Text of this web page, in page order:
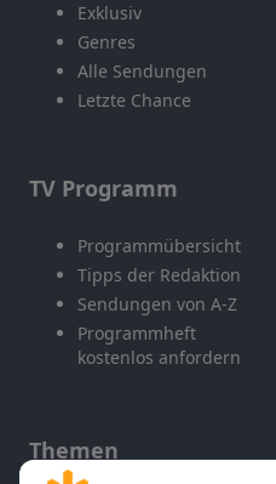
Exklusiv
Genres
Alle Sendungen
Letzte Chance
TV Programm
Programmübersicht
Tipps der Redaktion
Sendungen von A-Z
Programmheft
kostenlos anfordern
Themen